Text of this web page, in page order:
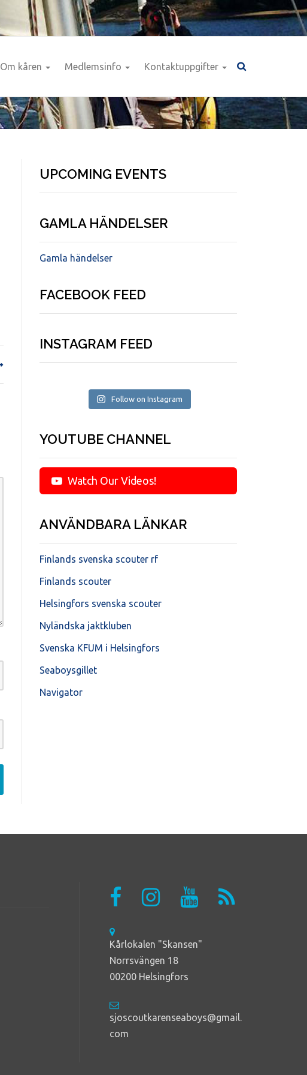
Om kåren Medlemsinfo Kontaktuppgifter
UPCOMING EVENTS
GAMLA HÄNDELSER
Gamla händelser
FACEBOOK FEED
INSTAGRAM FEED
Follow on Instagram
YOUTUBE CHANNEL
Watch Our Videos!
ANVÄNDBARA LÄNKAR
Finlands svenska scouter rf
Finlands scouter
Helsingfors svenska scouter
Nyländska jaktkluben
Svenska KFUM i Helsingfors
Seaboysgillet
Navigator
Kårlokalen "Skansen"
Norrsvängen 18
00200 Helsingfors
sjoscoutkarenseaboys@gmail.
com